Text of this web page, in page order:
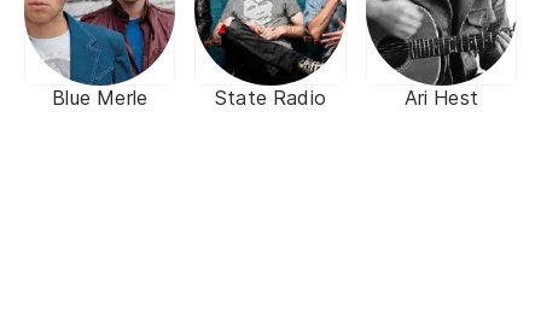
Blue Merle State Radio Ari Hest